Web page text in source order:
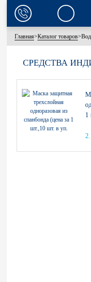
Главная>Каталог товаров>
СРЕДСТВА
1